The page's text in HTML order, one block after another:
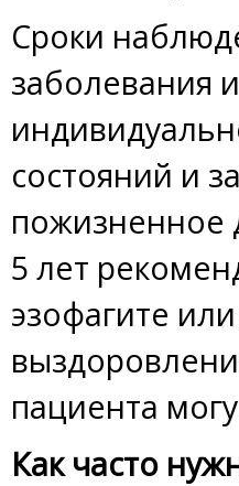
Сроки
заболевания
состояний и
пожизненное
5 лет
эзофагите
пациента
Как часто